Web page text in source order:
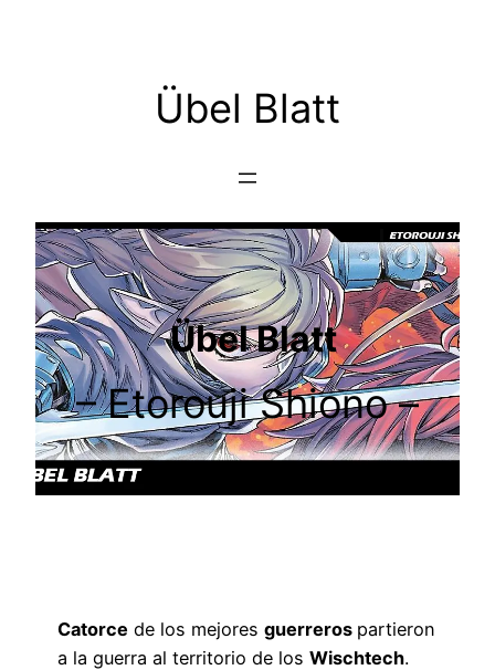
Übel Blatt
Übel Blatt
– Etorouji Shiono –
Catorce de los mejores guerreros partieron
a la guerra al territorio de los Wischtech.